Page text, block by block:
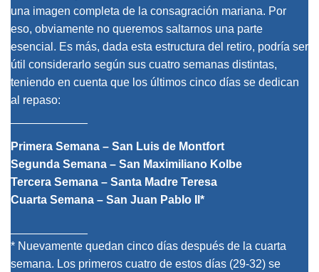
una imagen completa de la consagración mariana. Por
eso, obviamente no queremos saltarnos una parte
esencial. Es más, dada esta estructura del retiro, podría ser
útil considerarlo según sus cuatro semanas distintas,
teniendo en cuenta que los últimos cinco días se dedican
al repaso:
Primera Semana – San Luis de Montfort
Segunda Semana – San Maximiliano Kolbe
Tercera Semana – Santa Madre Teresa
Cuarta Semana – San Juan Pablo II*
* Nuevamente quedan cinco días después de la cuarta
semana. Los primeros cuatro de estos días (29-32) se